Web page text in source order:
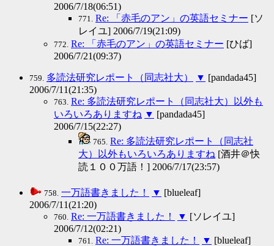
2006/7/18(06:51)
771. Re: 「赤毛のアン」の英語セミナー [ソ
レイユ] 2006/7/19(21:09)
772. Re: 「赤毛のアン」の英語セミナー [ひば]
2006/7/21(09:37)
759. 多読法研究レポート（同志社大） ▼ [pandada45]
2006/7/11(21:35)
763. Re: 多読法研究レポート（同志社大）以外も
いろいろありますね ▼ [pandada45]
2006/7/15(22:27)
765. Re: 多読法研究レポート（同志社
大）以外もいろいろありますね [酒井＠快
読１００万語！] 2006/7/17(23:57)
758. 一万語書きました！ ▼ [blueleaf]
2006/7/11(21:20)
760. Re: 一万語書きました！ ▼ [ソレイユ]
2006/7/12(02:21)
761. Re: 一万語書きました！ ▼ [blueleaf]